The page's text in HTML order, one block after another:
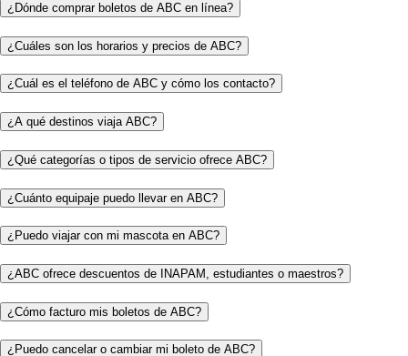
¿Dónde comprar boletos de ABC en línea?
¿Cuáles son los horarios y precios de ABC?
¿Cuál es el teléfono de ABC y cómo los contacto?
¿A qué destinos viaja ABC?
¿Qué categorías o tipos de servicio ofrece ABC?
¿Cuánto equipaje puedo llevar en ABC?
¿Puedo viajar con mi mascota en ABC?
¿ABC ofrece descuentos de INAPAM, estudiantes o maestros?
¿Cómo facturo mis boletos de ABC?
¿Puedo cancelar o cambiar mi boleto de ABC?